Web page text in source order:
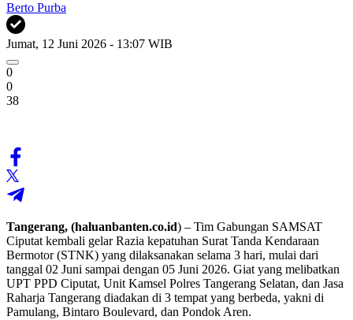
Berto Purba
Jumat, 12 Juni 2026 - 13:07 WIB
0
0
38
Tangerang, (haluanbanten.co.id) – Tim Gabungan SAMSAT
Ciputat kembali gelar Razia kepatuhan Surat Tanda Kendaraan
Bermotor (STNK) yang dilaksanakan selama 3 hari, mulai dari
tanggal 02 Juni sampai dengan 05 Juni 2026. Giat yang melibatkan
UPT PPD Ciputat, Unit Kamsel Polres Tangerang Selatan, dan Jasa
Raharja Tangerang diadakan di 3 tempat yang berbeda, yakni di
Pamulang, Bintaro Boulevard, dan Pondok Aren.